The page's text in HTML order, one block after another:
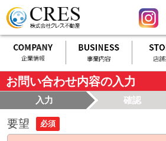
お問い合わせ内容の入力
入力 確認
要望 必須